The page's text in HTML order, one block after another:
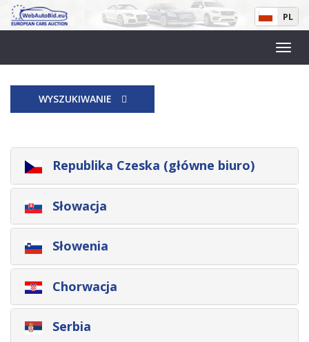
PL
WYSZUKIWANIE
Republika Czeska (główne biuro)
Słowacja
Słowenia
Chorwacja
Serbia